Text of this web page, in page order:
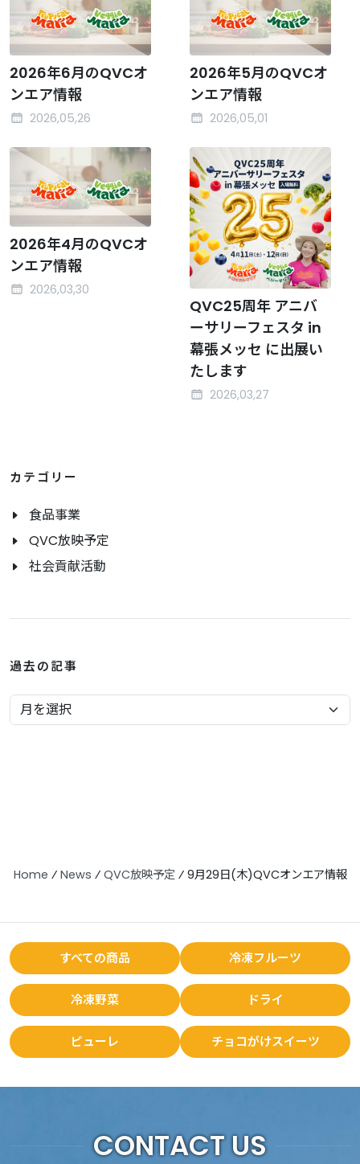
2026年6月のQVCオ
ンエア情報
2026,05,26
2026年5月のQVCオ
ンエア情報
2026,05,01
2026年4月のQVCオ
ンエア情報
2026,03,30
QVC25周年 アニバ
ーサリーフェスタ in
幕張メッセ に出展い
たします
2026,03,27
カテゴリー
食品事業
QVC放映予定
社会貢献活動
過去の記事
Home ⁄ News ⁄ QVC放映予定⁄ 9月29日(木)QVCオンエア情報
すべての商品 冷凍フルーツ
冷凍野菜 ドライ
ピューレ チョコがけスイーツ
CONTACT US